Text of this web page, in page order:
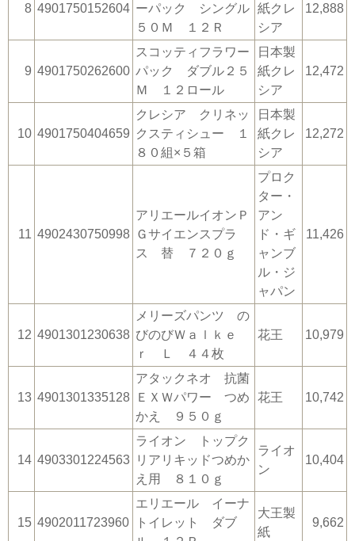
8 4901750152604 ーパック シングル
５０Ｍ １２Ｒ
紙クレ
シア
12,888
9 4901750262600
スコッティフラワー
パック ダブル２５
Ｍ １２ロール
日本製
紙クレ
シア
12,472
10 4901750404659
クレシア クリネッ
クスティシュー １
８０組×５箱
日本製
紙クレ
シア
12,272
11 4902430750998
アリエールイオンＰ
Ｇサイエンスプラ
ス 替 ７２０ｇ
プロク
ター・
アン
ド・ギ
ャンブ
ル・ジ
ャパン
11,426
12 4901301230638
メリーズパンツ の
びのびＷａｌｋｅ
ｒ Ｌ ４４枚
花王 10,979
13 4901301335128
アタックネオ 抗菌
ＥＸＷパワー つめ
かえ ９５０ｇ
花王 10,742
14 4903301224563
ライオン トップク
リアリキッドつめか
え用 ８１０ｇ
ライオ
ン
10,404
15 4902011723960
エリエール イーナ
トイレット ダブ
大王製
紙
9,662